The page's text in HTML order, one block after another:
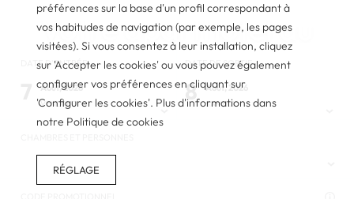
Votre aparthotel au
centre de Barcelone
Vivez un séjour de luxe au cœur de Barcelone
DATE D'ENTRÉE
Août, 2026
VENDREDI
DATE DE SORTIE
8 Août, 2026
SAMEDI
préférences sur la base d'un profil correspondant à
vos habitudes de navigation (par exemple, les pages
visitées). Si vous consentez à leur installation, cliquez
sur 'Accepter les cookies' ou vous pouvez également
configurer vos préférences en cliquant sur
'Configurer les cookies'. Plus d'informations dans
notre Politique de cookies
RÉGLAGE